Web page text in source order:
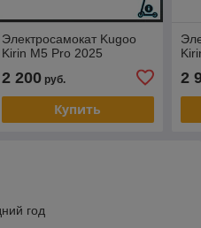
Электросамокат Kugoo
Kirin M5 Pro 2025
2 200руб.
Купить
2
год